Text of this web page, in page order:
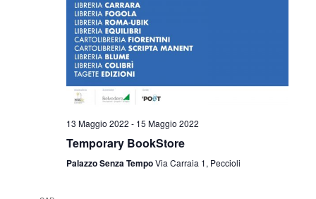
13 Maggio 2022 - 15 Maggio 2022
Temporary BookStore
Palazzo Senza TempoVia Carraia 1, Peccioli